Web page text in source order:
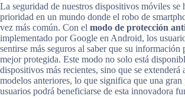
La seguridad de nuestros dispositivos móviles se
prioridad en un mundo donde el robo de
vez más común. Con el modo de protección
implementado por Google en Android, los
sentirse más seguros al saber que su información
mejor protegida. Este modo no solo está
dispositivos más recientes, sino que se extenderá
modelos anteriores, lo que significa que una gran
usuarios podrá beneficiarse de esta innovadora